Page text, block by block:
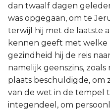
dan twaalf dagen
was opgegaan, om te
terwijl hij met de laatste
kennen geeft met
gezindheid hij de reis
namelijk geenszins,
plaats beschuldigde, om
van de wet in de tempel
integendeel, om